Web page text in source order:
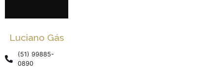
Luciano Gás
(51) 99885-
0890